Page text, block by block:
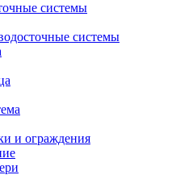
системы
системы
и ограждения